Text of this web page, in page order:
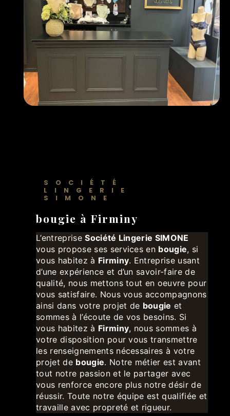
SOCIÉTÉ
LINGERIE
SIMONE
bougie à Firminy
L’entrepriseSociété Lingerie SIMONE
vous propose ses services en bougie, si
vous habitez à Firminy. Entreprise usant
d’une expérience et d’un savoir-faire de
qualité, nous mettons tout en oeuvre pour
vous satisfaire. Nous vous accompagnons
ainsi dans votre projet de bougie et
sommes à l’écoute de vos besoins. Si
vous habitez à Firminy, nous sommes à
votre disposition pour vous transmettre
les renseignements nécessaires à votre
projet de bougie. Notre métier est avant
tout notre passion et le partager avec
vous renforce encore plus notre désir de
réussir. Toute notre équipe est qualifiée et
travaille avec propreté et rigueur.